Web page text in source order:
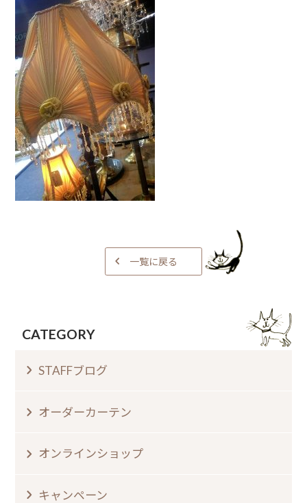
一覧に戻る
CATEGORY
STAFFブログ
オーダーカーテン
オンラインショップ
キャンペーン